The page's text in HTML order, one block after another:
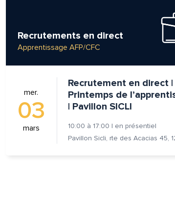
Recrutements en direct
Apprentissage AFP/CFC
mer.
03
mars
Recrutement en direct |
Printemps de
| Pavillon SICLI
10:00 à 17:00 | en présentiel